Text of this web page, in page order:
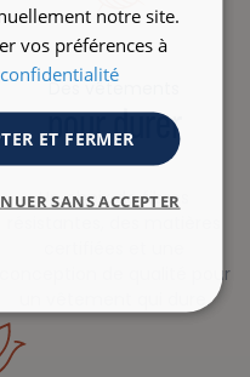
Des vêtements
pour durer
Un choix de fibres
conception de qualité pour
un vêtement qui dure.
notre site.
vos préférences à
ET FERMER
SANS ACCEPTER